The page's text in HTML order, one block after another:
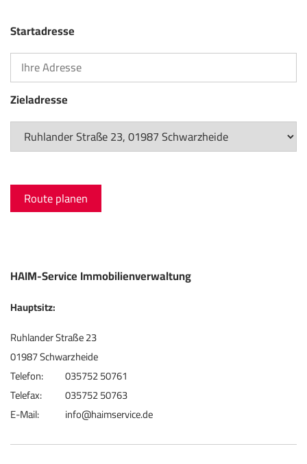
Startadresse
Zieladresse
Route planen
HAIM-Service Immobilienverwaltung
Hauptsitz:
Ruhlander Straße 23
01987 Schwarzheide
Telefon:
035752 50761
Telefax:
035752 50763
E-Mail:
info@haimservice.de